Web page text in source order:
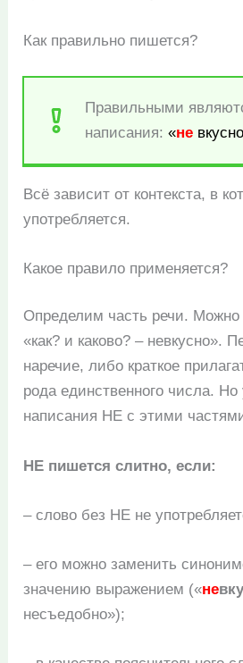
Как правильно пишется?
Правильными
написания:«не
Всё зависит от контекста, в
употребляется.
Какое правило применяется?
Определим часть речи. Можно
«как? и каково? – невкусно».
наречие, либо краткое
рода единственного числа.
написания НЕ с этими
НЕ пишется слитно, если:
– слово без НЕ не
– его можно заменить
значению выражением («не
несъедобно»);